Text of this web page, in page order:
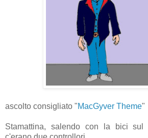
ascolto consigliato "MacGyver Theme"
Stamattina, salendo con la bici